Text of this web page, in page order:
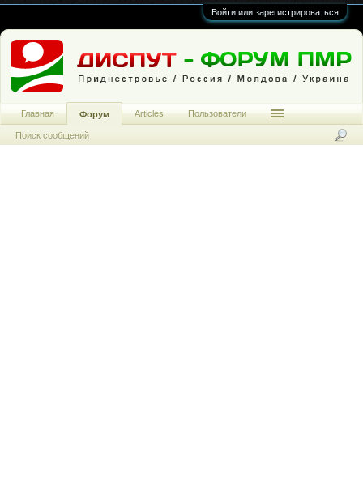
Войти или зарегистрироваться
Главная Форум
Поиск сообщений
Articles Пользователи